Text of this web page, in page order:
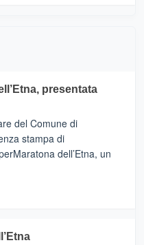
presentata
del Comune di
stampa di
dell’Etna, un